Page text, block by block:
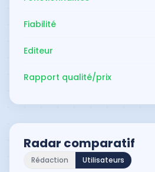
Fiabilité
Editeur
Rapport qualité/prix
Radar comparatif
Rédaction Utilisateurs